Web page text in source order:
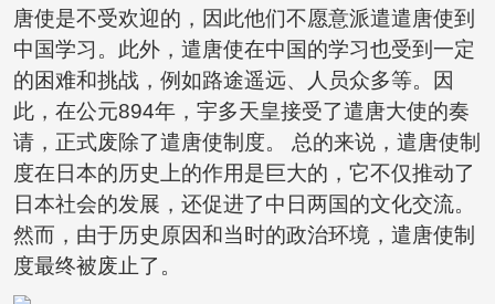
唐使是不受欢迎的，因此他们不愿意派遣遣唐使到
中国学习。此外，遣唐使在中国的学习也受到一定
的困难和挑战，例如路途遥远、人员众多等。因
此，在公元894年，宇多天皇接受了遣唐大使的奏
请，正式废除了遣唐使制度。 总的来说，遣唐使制
度在日本的历史上的作用是巨大的，它不仅推动了
日本社会的发展，还促进了中日两国的文化交流。
然而，由于历史原因和当时的政治环境，遣唐使制
度最终被废止了。